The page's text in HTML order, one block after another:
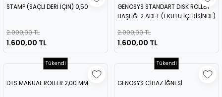
STAMP (SAÇLI DERİ İÇİN) 0,50
2.000,00 TL
1.600,00 TL
GENOSYS STANDART DİSK ROLLER
BAŞLIĞI 2 ADET (1 KUTU İÇERİSİNDE)
2.000,00 TL
1.600,00 TL
Tükendi
DTS MANUAL ROLLER 2,00 MM
Tükendi
GENOSYS CİHAZ İĞNESİ